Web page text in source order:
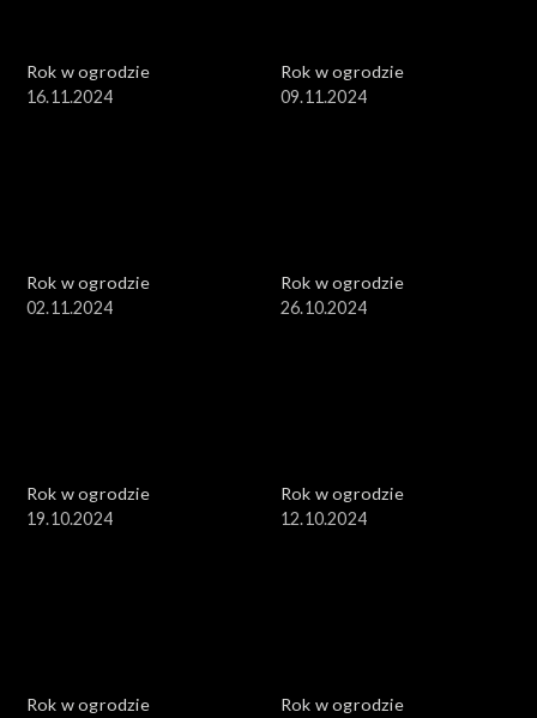
Rok w ogrodzie
16.11.2024
Rok w ogrodzie
09.11.2024
Rok w ogrodzie
02.11.2024
Rok w ogrodzie
26.10.2024
Rok w ogrodzie
19.10.2024
Rok w ogrodzie
12.10.2024
Rok w ogrodzie
Rok w ogrodzie